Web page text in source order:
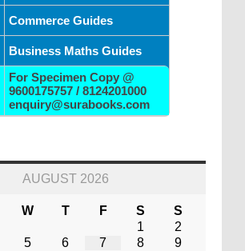
Commerce Guides
Business Maths Guides
For Specimen Copy @
9600175757 / 8124201000
enquiry@surabooks.com
AUGUST 2026
W T F S
S
1
2
5 6 7 8
9